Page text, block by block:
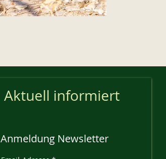
Aktuell informiert
Anmeldung Newsletter